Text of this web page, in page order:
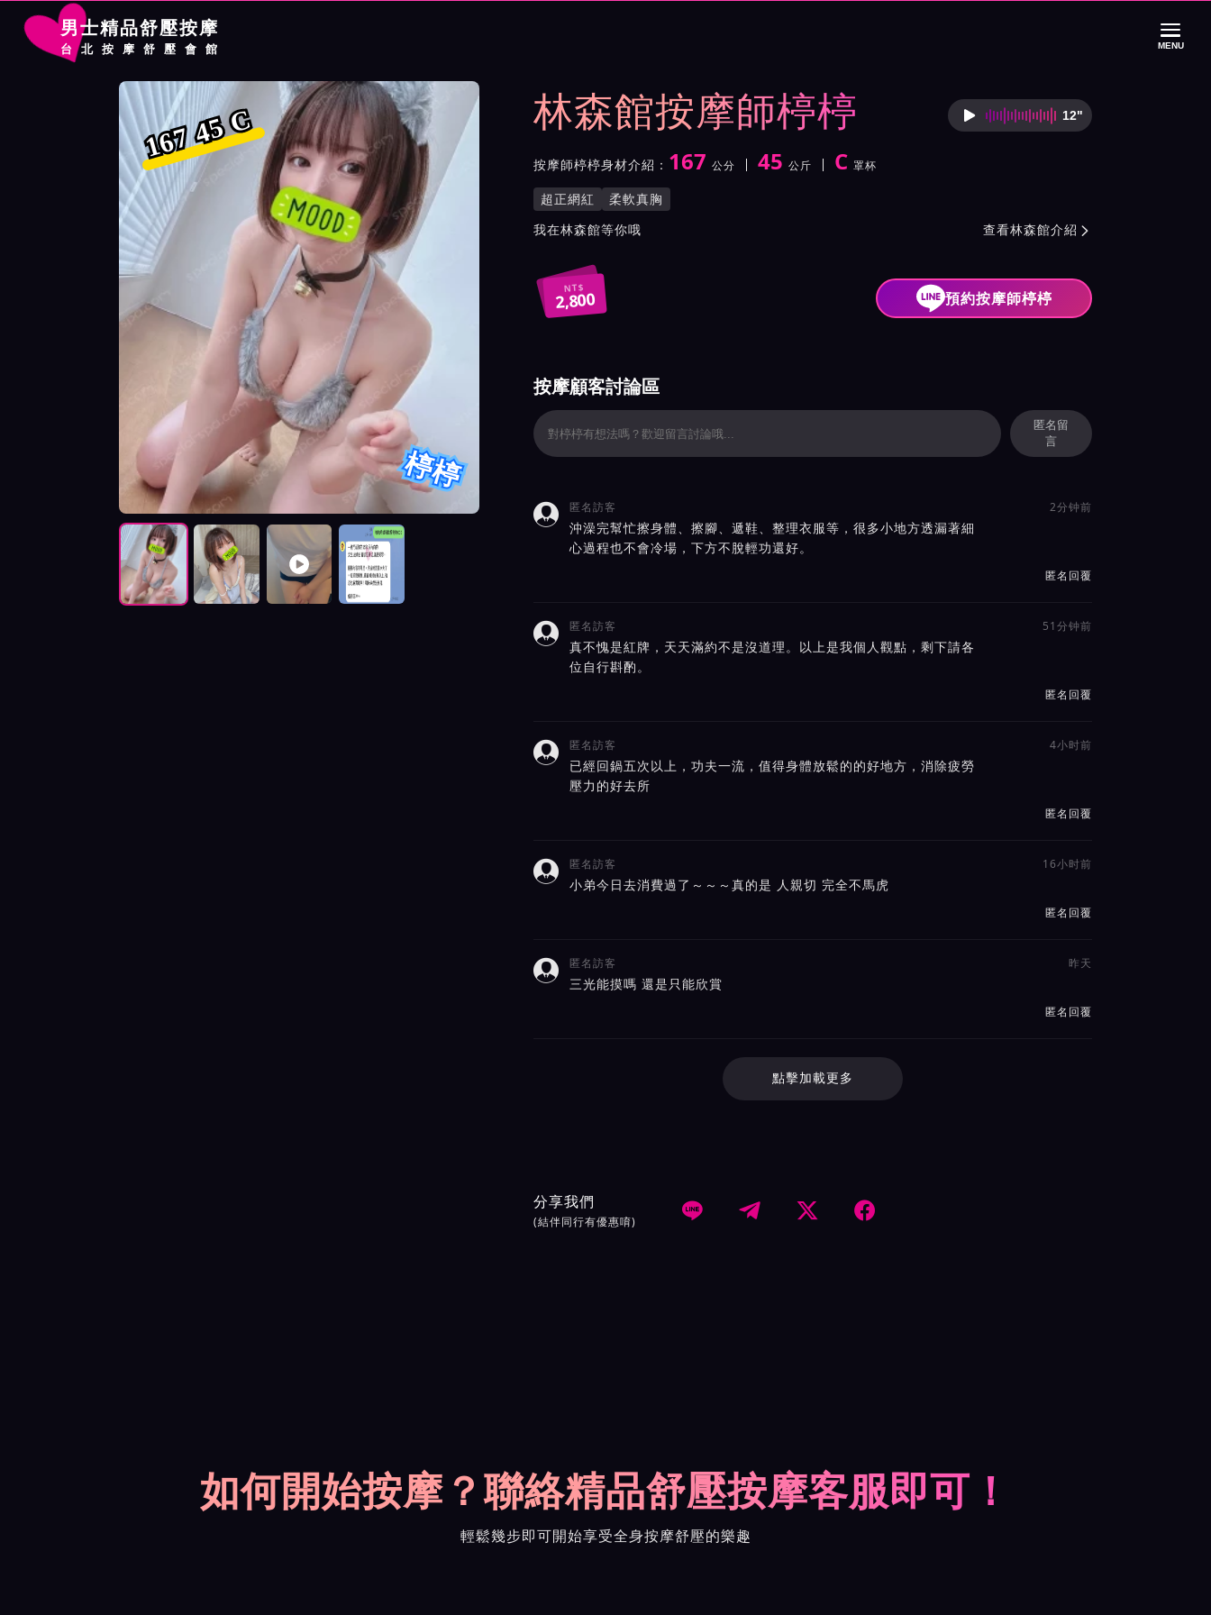
男士精品舒壓按摩
台北按摩舒壓會館 MENU
林森館按摩師楟楟詳細介紹
林森館按摩師楟楟 按摩師楟楟語音介
12"
按摩師楟楟身材介紹： 身高
167 公分
體重 45 公斤
罩杯 C 罩杯
按摩師楟楟服務風格與特色
超正網紅 柔軟真胸
按摩師楟楟所屬按摩會館介紹與班表
我在林森館等你哦 查看林森館介紹 
NT$
2,800 預約按摩師楟楟
林森館按摩師楟楟照片展示與影片介紹及客戶評價截屏
楟楟
167 45 C
按摩師楟楟照片展示與影片介紹及客戶評價截屏展示
按摩顧客討論區
匿名留
言
 匿名訪客 2分钟前
沖澡完幫忙擦身體、擦腳、遞鞋、整理衣服等，很多小地方透漏著細
心過程也不會冷場，下方不脫輕功還好。
匿名回覆
 匿名訪客 51分钟前
真不愧是紅牌，天天滿約不是沒道理。以上是我個人觀點，剩下請各
位自行斟酌。
匿名回覆
 匿名訪客 4小时前
已經回鍋五次以上，功夫一流，值得身體放鬆的的好地方，消除疲勞
壓力的好去所
匿名回覆
 匿名訪客 16小时前
小弟今日去消費過了～～～真的是 人親切 完全不馬虎
匿名回覆
 匿名訪客 昨天
三光能摸嗎 還是只能欣賞
匿名回覆
點擊加載更多
分享我們
(結伴同行有優惠唷)
   
如何開始按摩？聯絡精品舒壓按摩客服即可！
輕鬆幾步即可開始享受全身按摩舒壓的樂趣